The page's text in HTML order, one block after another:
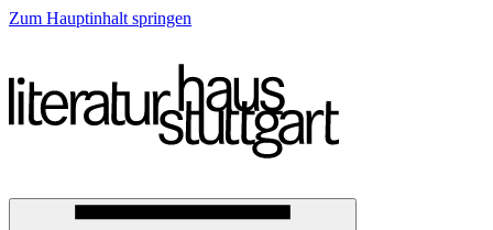
Zum Hauptinhalt springen